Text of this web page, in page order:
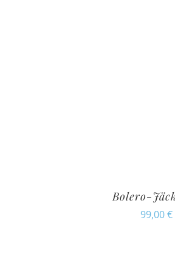
Bolero-
99,00€